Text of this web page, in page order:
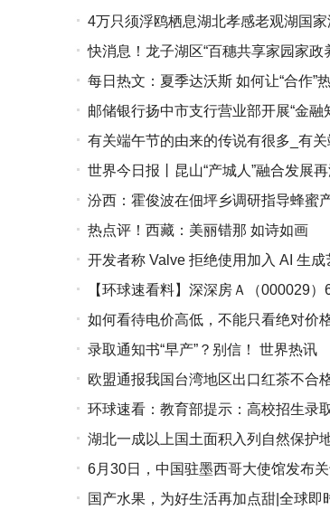
4万只须浮鸥栖息湖北孝感老观湖国
快消息！龙子湖区“百穗共享家园家政
每日热文：夏季达沃斯 如何让“合作”
邮储银行扬中市支行营业部开展“金
有关端午节的由来的传说有很多_有
世界今日报丨昆山“产城人”融合发展
汾西：霍俊波在佃坪乡调研指导蜂蜜
热点评！西藏：美丽错那 如诗如画
开发者称 Valve 拒绝使用加入 AI 生
【环球速看料】深深房Ａ（000029
如何看待电价高低，不能只看绝对价
录取通知书“早产”？别信！ 世界热讯
欧盟通报我国台湾地区出口红茶不合
环球速看：教育部提示：高校招生录
湖北一成以上国土面积入列自然保护
6月30日，中国驻墨西哥大使馆发布
国产水果，为好生活再加点甜|全球即